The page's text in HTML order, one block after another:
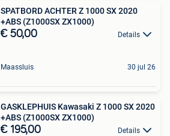
SPATBORD ACHTER Z 1000 SX 2020
+ABS (Z1000SX ZX1000)
€ 50,00 Details
Maassluis 30 jul 26
GASKLEPHUIS Kawasaki Z 1000 SX 2020
+ABS (Z1000SX ZX1000)
€ 195,00 Details